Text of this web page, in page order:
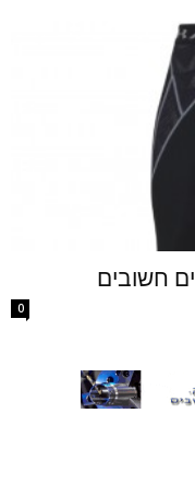
חשובים
0